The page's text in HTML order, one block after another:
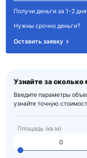
Получи деньги за 1-2 дня
Нужны срочно деньги?
Оставить заявку
Узнайте за
Введите параметры
узнайте точную
Площадь (кв.м)